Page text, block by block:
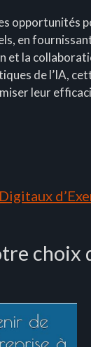
opportunités
en
et la
de l’IA,
leur
choix